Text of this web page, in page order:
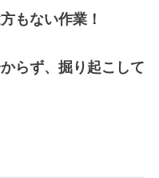
もない作業！
らず、掘り起こして